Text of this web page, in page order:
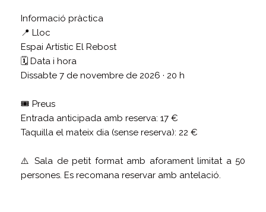
Informació pràctica
📍 Lloc
Espai Artístic El Rebost
🗓️ Data i hora
Dissabte 7 de novembre de 2026 · 20 h
🎟️ Preus
Entrada anticipada amb reserva: 17 €
Taquilla el mateix dia (sense reserva): 22 €
⚠️ Sala de petit format amb aforament limitat a 50
persones. Es recomana reservar amb antelació.